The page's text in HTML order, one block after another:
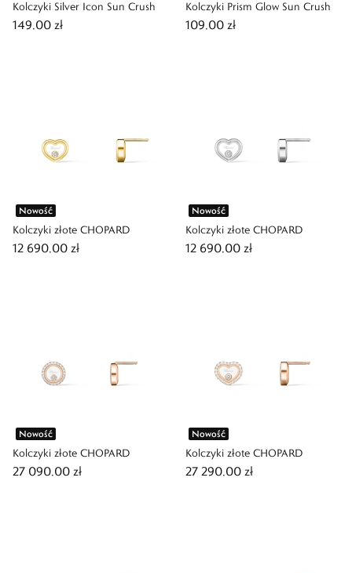
Kolczyki Silver Icon Sun Crush
149,00 zł
Kolczyki Prism Glow Sun Crush
109,00 zł
Nowość
Kolczyki złote CHOPARD
12 690,00 zł
Nowość
Kolczyki złote CHOPARD
12 690,00 zł
Nowość
Kolczyki złote CHOPARD
27 090,00 zł
Nowość
Kolczyki złote CHOPARD
27 290,00 zł